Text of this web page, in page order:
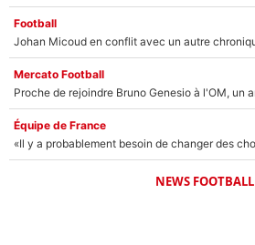
Football
Mercato Football
Équipe de France
NEWS FOOTBALL